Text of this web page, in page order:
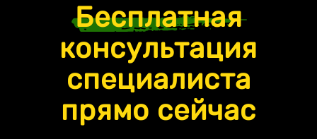
Бесплатная
консультация
специалиста
прямо сейчас